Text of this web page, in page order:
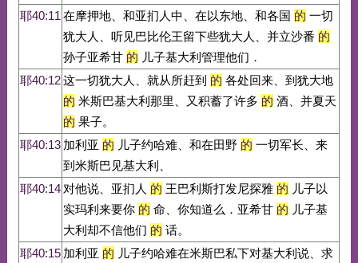
耶40:11 在摩押地、和亚扪人中、在以东地、和各国 的 一切
犹大人、听见巴比伦王留下些犹大人、并立沙番 的
孙子亚希甘 的 儿子基大利管理他们．
耶40:12这一切犹大人、就从所赶到 的 各处回来、到犹大地
的 米斯巴基大利那里、又积蓄了许多 的 酒、并夏天
的 果子。
耶40:13 加利亚 的 儿子约哈难、和在田野 的 一切军长、来
到米斯巴见基大利、
耶40:14 对他说、亚扪人 的 王巴利斯打发尼探雅 的 儿子以
实玛利来要你 的 命、你知道么．亚希甘 的 儿子基
大利却不信他们 的 话。
耶40:15 加利亚 的 儿子约哈难在米斯巴私下对基大利说、求